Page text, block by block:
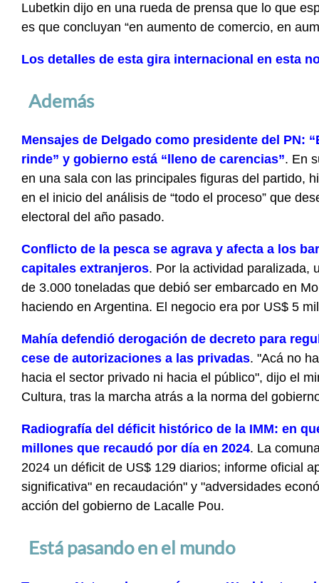
Lubetkin dijo en una rueda de prensa que lo que
es que concluyan “en aumento de comercio, en
Los detalles de esta gira internacional en esta
Además
Mensajes de Delgado como presidente del PN:
rinde” y gobierno está “lleno de carencias”. En
en una sala con las principales figuras del partido,
en el inicio del análisis de “todo el proceso” que
electoral del año pasado.
Conflicto de la pesca se agrava y afecta a los
capitales extranjeros. Por la actividad paralizada,
de 3.000 toneladas que debió ser embarcado en
haciendo en Argentina. El negocio era por US$ 5
Mahía defendió derogación de decreto para
cese de autorizaciones a las privadas. "Acá no
hacia el sector privado ni hacia el público", dijo el
Cultura, tras la marcha atrás a la norma del
Radiografía del déficit histórico de la IMM: en
millones que recaudó por día en 2024. La
2024 un déficit de US$ 129 diarios; informe oficial
significativa" en recaudación" y "adversidades
acción del gobierno de Lacalle Pou.
Está pasando en el mundo